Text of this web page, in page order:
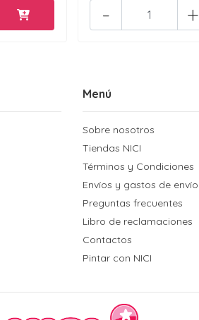
+
-
Menú
Sobre nosotros
Tiendas NICI
Términos y Condiciones
Envíos y gastos de envío
Preguntas frecuentes
Libro de reclamaciones
Contactos
Pintar con NICI